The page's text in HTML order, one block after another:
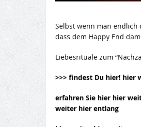
Selbst wenn man endlich
dass dem Happy End
Liebesrituale zum
>>> findest Du hier! hier
erfahren Sie hier hier
weiter hier entlang